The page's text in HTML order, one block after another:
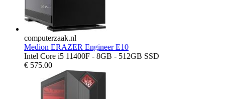
computerzaak.nl
Medion ERAZER Engineer E10
Intel Core i5 11400F - 8GB - 512GB SSD
€ 575.00